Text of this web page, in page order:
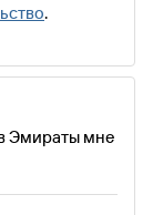
.
Эмираты мне